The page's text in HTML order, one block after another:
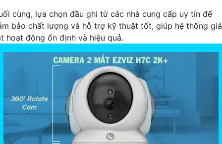
cùng, lựa chọn đầu ghi từ các nhà cung cấp uy tín để
bảo chất lượng và hỗ trợ kỹ thuật tốt, giúp hệ thống
hoạt động ổn định và hiệu quả.